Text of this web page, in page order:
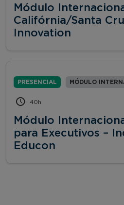
Módulo
Califórnia/Santa
Innovation
PRESENCIAL MÓDULO
40h
Módulo
para Executivos –
Educon